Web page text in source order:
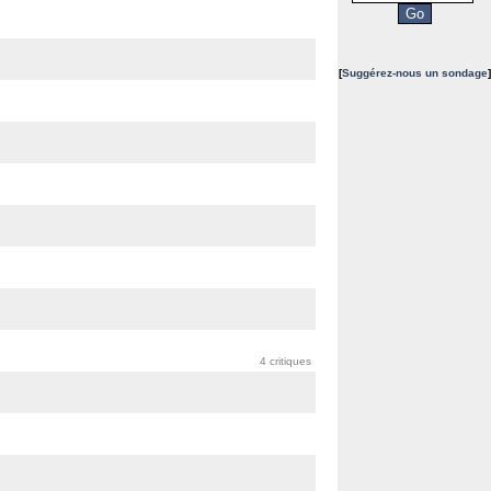
4 critiques
[Suggérez-nous un sondage]